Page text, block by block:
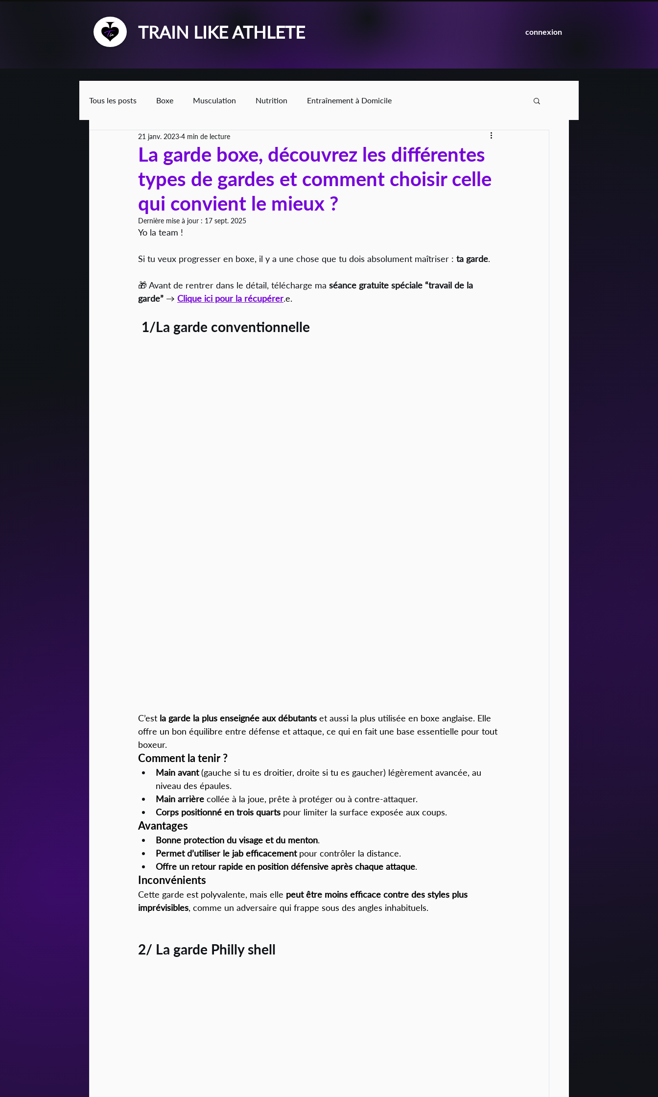
TRAIN LIKE ATHLETE connexion
Tous les posts Boxe Musculation Nutrition Entraînement à Domicile
La garde boxe, découvrez les différentes
types de gardes et comment choisir celle
qui convient le mieux ?
21 janv. 2023 4 min de lecture
Dernière mise à jour : 17 sept. 2025
Yo la team !
Si tu veux progresser en boxe, il y a une chose que tu dois absolument maîtriser : ta garde.
🎁 Avant de rentrer dans le détail, télécharge ma séance gratuite spéciale “travail de la
garde” → Clique ici pour la récupérer.e.
1/La garde conventionnelle
C’est la garde la plus enseignée aux débutants et aussi la plus utilisée en boxe anglaise. Elle
offre un bon équilibre entre défense et attaque, ce qui en fait une base essentielle pour tout
boxeur.
Comment la tenir ?
Main avant (gauche si tu es droitier, droite si tu es gaucher) légèrement avancée, au
niveau des épaules.
Main arrière collée à la joue, prête à protéger ou à contre-attaquer.
Corps positionné en trois quarts pour limiter la surface exposée aux coups.
Avantages
Bonne protection du visage et du menton.
Permet d’utiliser le jab efficacement pour contrôler la distance.
Offre un retour rapide en position défensive après chaque attaque.
Inconvénients
Cette garde est polyvalente, mais elle peut être moins efficace contre des styles plus
imprévisibles, comme un adversaire qui frappe sous des angles inhabituels.
2/ La garde Philly shell